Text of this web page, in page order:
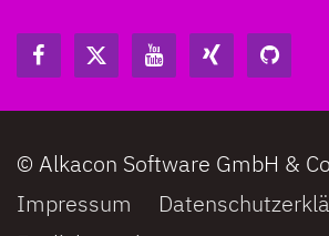
© Alkacon Software GmbH &
Impressum